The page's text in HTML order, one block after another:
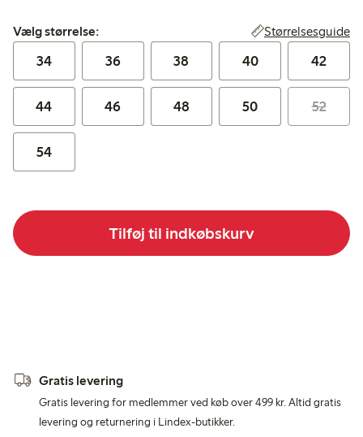
Vælg størrelse:
Vælg størrelse: Størrelsesguide
34 36 38 40 42
44 46 48 50 52
54
Tilføj til indkøbskurv
Gratis levering
Gratis levering for medlemmer ved køb over 499 kr. Altid gratis
levering og returnering i Lindex-butikker.